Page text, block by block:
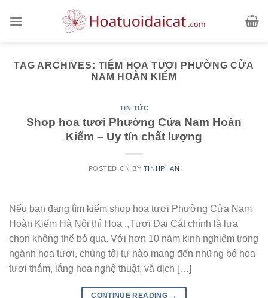
TAG ARCHIVES: TIỆM HOA TƯƠI PHƯỜNG CỬA
NAM HOÀN KIẾM
TIN TỨC
Shop hoa tươi Phường Cửa Nam Hoàn
Kiếm – Uy tín chất lượng
POSTED ON BY TINHPHAN
Nếu bạn đang tìm kiếm shop hoa tươi Phường Cửa Nam
Hoàn Kiếm Hà Nội thì Hoa ,,Tươi Đại Cát chính là lựa
chọn không thể bỏ qua. Với hơn 10 năm kinh nghiệm trong
ngành hoa tươi, chúng tôi tự hào mang đến những bó hoa
tươi thắm, lẵng hoa nghệ thuật, và dịch […]
CONTINUE READING →